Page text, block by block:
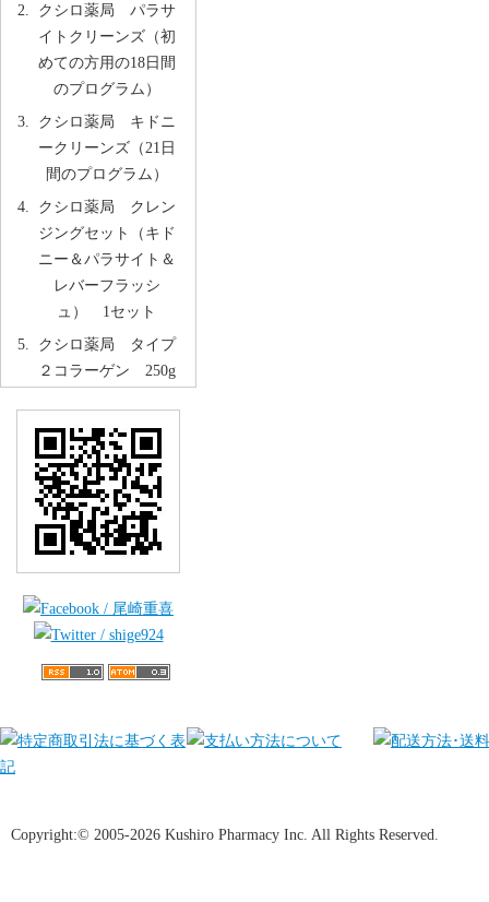
クシロ薬局 パラサ
イトクリーンズ（初
めての方用の18日間
のプログラム）
クシロ薬局 キドニ
ークリーンズ（21日
間のプログラム）
クシロ薬局 クレン
ジングセット（キド
ニー＆パラサイト＆
レバーフラッシ
ュ） 1セット
クシロ薬局 タイプ
２コラーゲン 250g
Copyright:© 2005-2026 Kushiro Pharmacy Inc. All Rights Reserved.